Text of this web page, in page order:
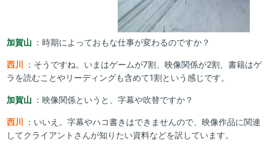
加賀山 ：時期によっておもな仕事が変わるのですか？
西川
：そうですね。いまはゲームが7割、映像関係が2割、書籍はゲ
ラを読むことやリーディングも含めて1割という感じです。
加賀山 ：映像関係というと、字幕や吹替ですか？
西川
：いいえ。字幕やハコ書きはできませんので、映像作品に関連
してクライアントさんが知りたい資料などを訳しています。